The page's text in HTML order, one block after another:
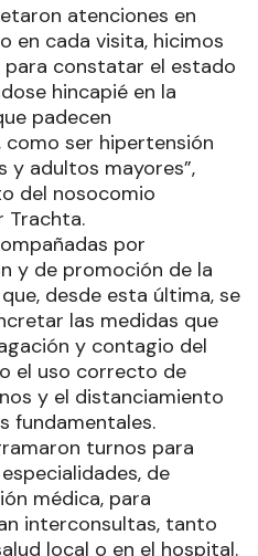
atenciones en
en cada visita, hicimos
para constatar el estado
hincapié en la
padecen
como ser hipertensión
y adultos mayores”,
del nosocomio
Trachta.
por
y de promoción de la
desde esta última, se
las medidas que
y contagio del
el uso correcto de
y el distanciamiento
fundamentales.
turnos para
de
médica, para
interconsultas, tanto
local o en el hospital.